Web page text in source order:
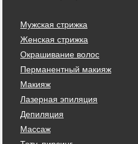
Мужская стрижка
Женская стрижка
Окрашивание волос
Перманентный макияж
Макияж
Лазерная эпиляция
Депиляция
Массаж